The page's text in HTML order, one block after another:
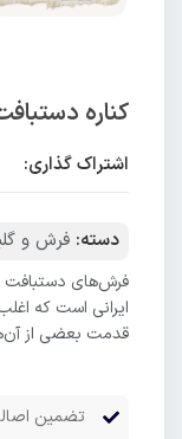
کناره
اشتراک گذاری:
دسته: فرش و
فرش‌های دستبافت
ایرانی است که
قدمت بعضی از
تضمین